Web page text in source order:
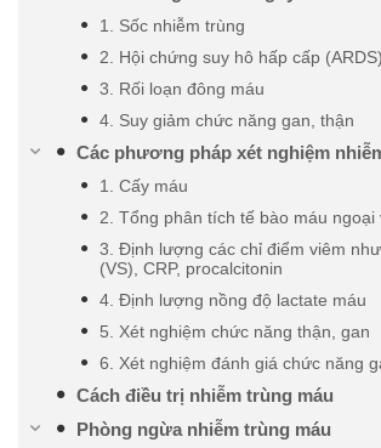
1. Sốc nhiễm trùng
2. Hội chứng suy hô hấp cấp (ARDS)
3. Rối loạn đông máu
4. Suy giảm chức năng gan, thận
Các phương pháp xét nghiệm
1. Cấy máu
2. Tổng phân tích tế bào máu ngoại
3. Định lượng các chỉ điểm viêm
(VS), CRP, procalcitonin
4. Định lượng nồng độ lactate máu
5. Xét nghiệm chức năng thận, gan
6. Xét nghiệm đánh giá chức năng
Cách điều trị nhiễm trùng máu
Phòng ngừa nhiễm trùng máu